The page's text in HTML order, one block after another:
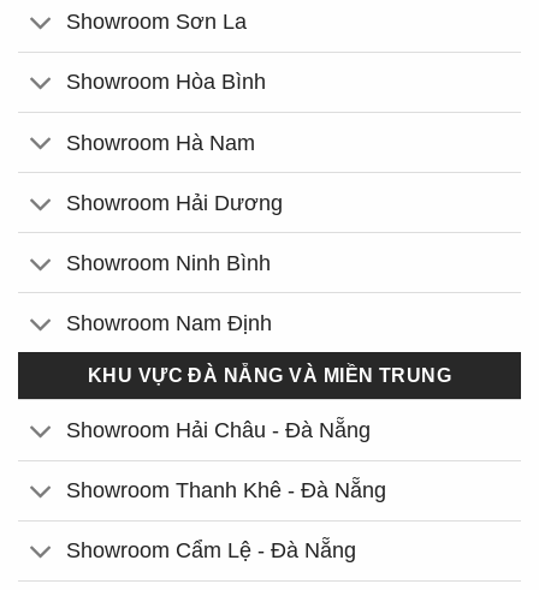
Showroom Sơn La
Showroom Hòa Bình
Showroom Hà Nam
Showroom Hải Dương
Showroom Ninh Bình
Showroom Nam Định
KHU VỰC ĐÀ NẴNG VÀ MIỀN TRUNG
Showroom Hải Châu - Đà Nẵng
Showroom Thanh Khê - Đà Nẵng
Showroom Cẩm Lệ - Đà Nẵng